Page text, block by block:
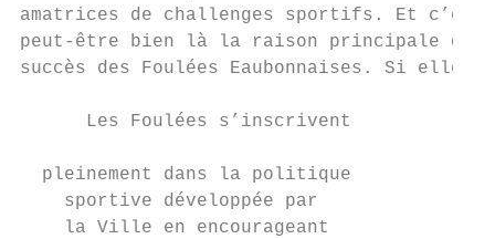
amatrices de challenges sportifs. Et
peut-être bien là la raison principale
succès des Foulées Eaubonnaises. Si
Les Foulées s’inscrivent
pleinement dans la politique
sportive développée par
la Ville en encourageant